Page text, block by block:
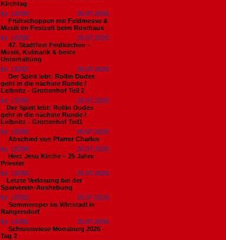
Kirchtag
Nr. 18789
26.07.2026
Frühschoppen mit Feldmesse &
Musik im Festzelt beim Rüsthaus
Nr. 18788
26.07.2026
47. Stadtfest Feldkirchen –
Musik, Kulinarik & beste
Unterhaltung
Nr. 18787
26.07.2026
Der Spirit lebt: Rollin Dudes
geht in die nächste Runde /
Leibnitz - Grottenhof Teil 2
Nr. 18786
26.07.2026
​Der Spirit lebt: Rollin Dudes
geht in die nächste Runde /
Leibnitz - Grottenhof Teil1
Nr. 18785
26.07.2026
Abschied von Pfarrer Charles
Nr. 18784
26.07.2026
Herz Jesu Kirche – 25 Jahre
Priester
Nr. 18783
25.07.2026
​Letzte Verlosung bei der
Sparverein-Aushebung
Nr. 18782
25.07.2026
Sommeroper im Wirtstadl in
Rangersdorf
Nr. 18780
25.07.2026
Schlosswiese Moosburg 2026 -
Tag 2